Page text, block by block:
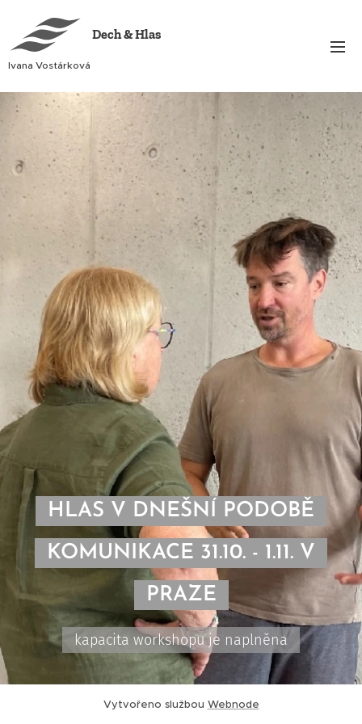
Dech & Hlas
Ivana Vostárková
HLAS V DNEŠNÍ PODOBĚ
KOMUNIKACE 31.10. - 1.11. V
PRAZE
kapacita workshopu je naplněna
Vytvořeno službou Webnode